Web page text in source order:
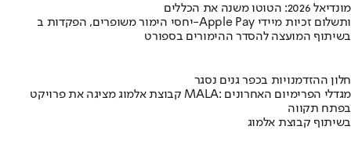
מונדיאל 2026: הטוטו משנה את הכללים
יחסי הימור משופרים, הפקדות ב-Apple Pay ותשלום זכיות מיידי
בשיתוף המועצה להסדר ההימורים בספורט
חלון ההזדמנויות בכפר גנים נסגר
קבוצת אלמוג מציגה את פרויקט MALA: מגדלי הפרימיום האחרונים
בפתח תקווה
בשיתוף קבוצת אלמוג